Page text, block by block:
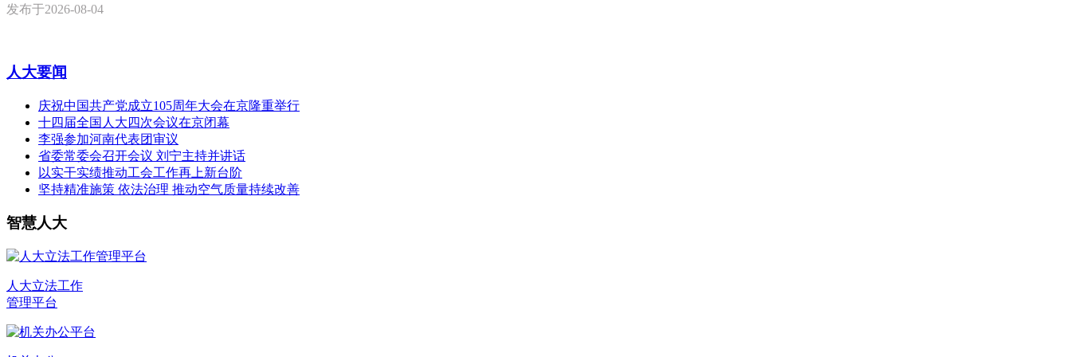
发布于2026-08-04
人大要闻
庆祝中国共产党成立105周年大会在京隆重举行
十四届全国人大四次会议在京闭幕
李强参加河南代表团审议
省委常委会召开会议 刘宁主持并讲话
以实干实绩推动工会工作再上新台阶
坚持精准施策 依法治理 推动空气质量持续改善
智慧人大
人大立法工作
管理平台